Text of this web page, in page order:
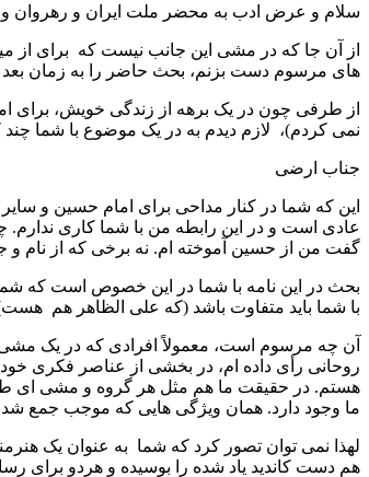
سلام و عرض ادب به محضر ملت ایران و رهروان
از آن جا که در مشی این جانب نیست که برای از
های مرسوم دست بزنم، بحث حاضر را به زمان بعد از
از طرفی چون در یک برهه از زندگی خویش، برای
نمی کردم)، لازم دیدم به در یک موضوع با شما
جناب ارضی
این که شما در کنار مداحی برای امام حسین و سایر
عادی است و در این رابطه من با شما کاری ندارم.
گفت من از حسین آموخته ام. نه برخی که از نام و
بحث در این نامه با شما در این خصوص است که
با شما باید متفاوت باشد (که علی الظاهر هم
آن چه مرسوم است، معمولاً افرادی که در یک مشی
روحانی رأی داده ام، در بخشی از عناصر فکری
هستم. در حقیقت ما هم مثل هر گروه و مشی ای
ما وجود دارد. همان ویژگی هایی که موجب جمع
لهذا نمی توان تصور کرد که شما به عنوان یک
هم دست کاندید یاد شده را بوسیده و هردو برای